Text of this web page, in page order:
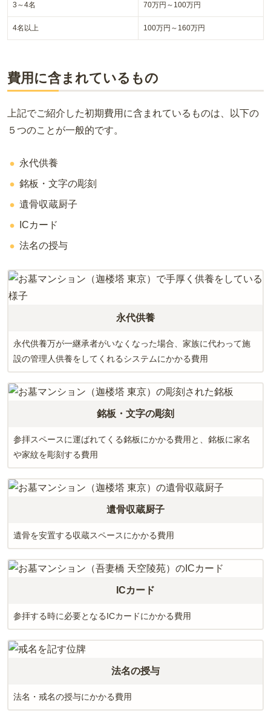
3～4名 70万円～100万円
4名以上 100万円～160万円
費用に含まれているもの
上記でご紹介した初期費用に含まれているものは、以下の
５つのことが一般的です。
永代供養
銘板・文字の彫刻
遺骨収蔵厨子
ICカード
法名の授与
永代供養
永代供養万が一継承者がいなくなった場合、家族に代わって施
設の管理人供養をしてくれるシステムにかかる費用
銘板・文字の彫刻
参拝スペースに運ばれてくる銘板にかかる費用と、銘板に家名
や家紋を彫刻する費用
遺骨収蔵厨子
遺骨を安置する収蔵スペースにかかる費用
ICカード
参拝する時に必要となるICカードにかかる費用
法名の授与
法名・戒名の授与にかかる費用